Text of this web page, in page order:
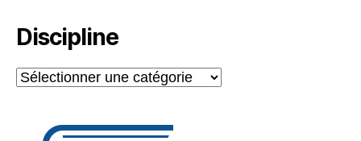
Discipline
Discipline